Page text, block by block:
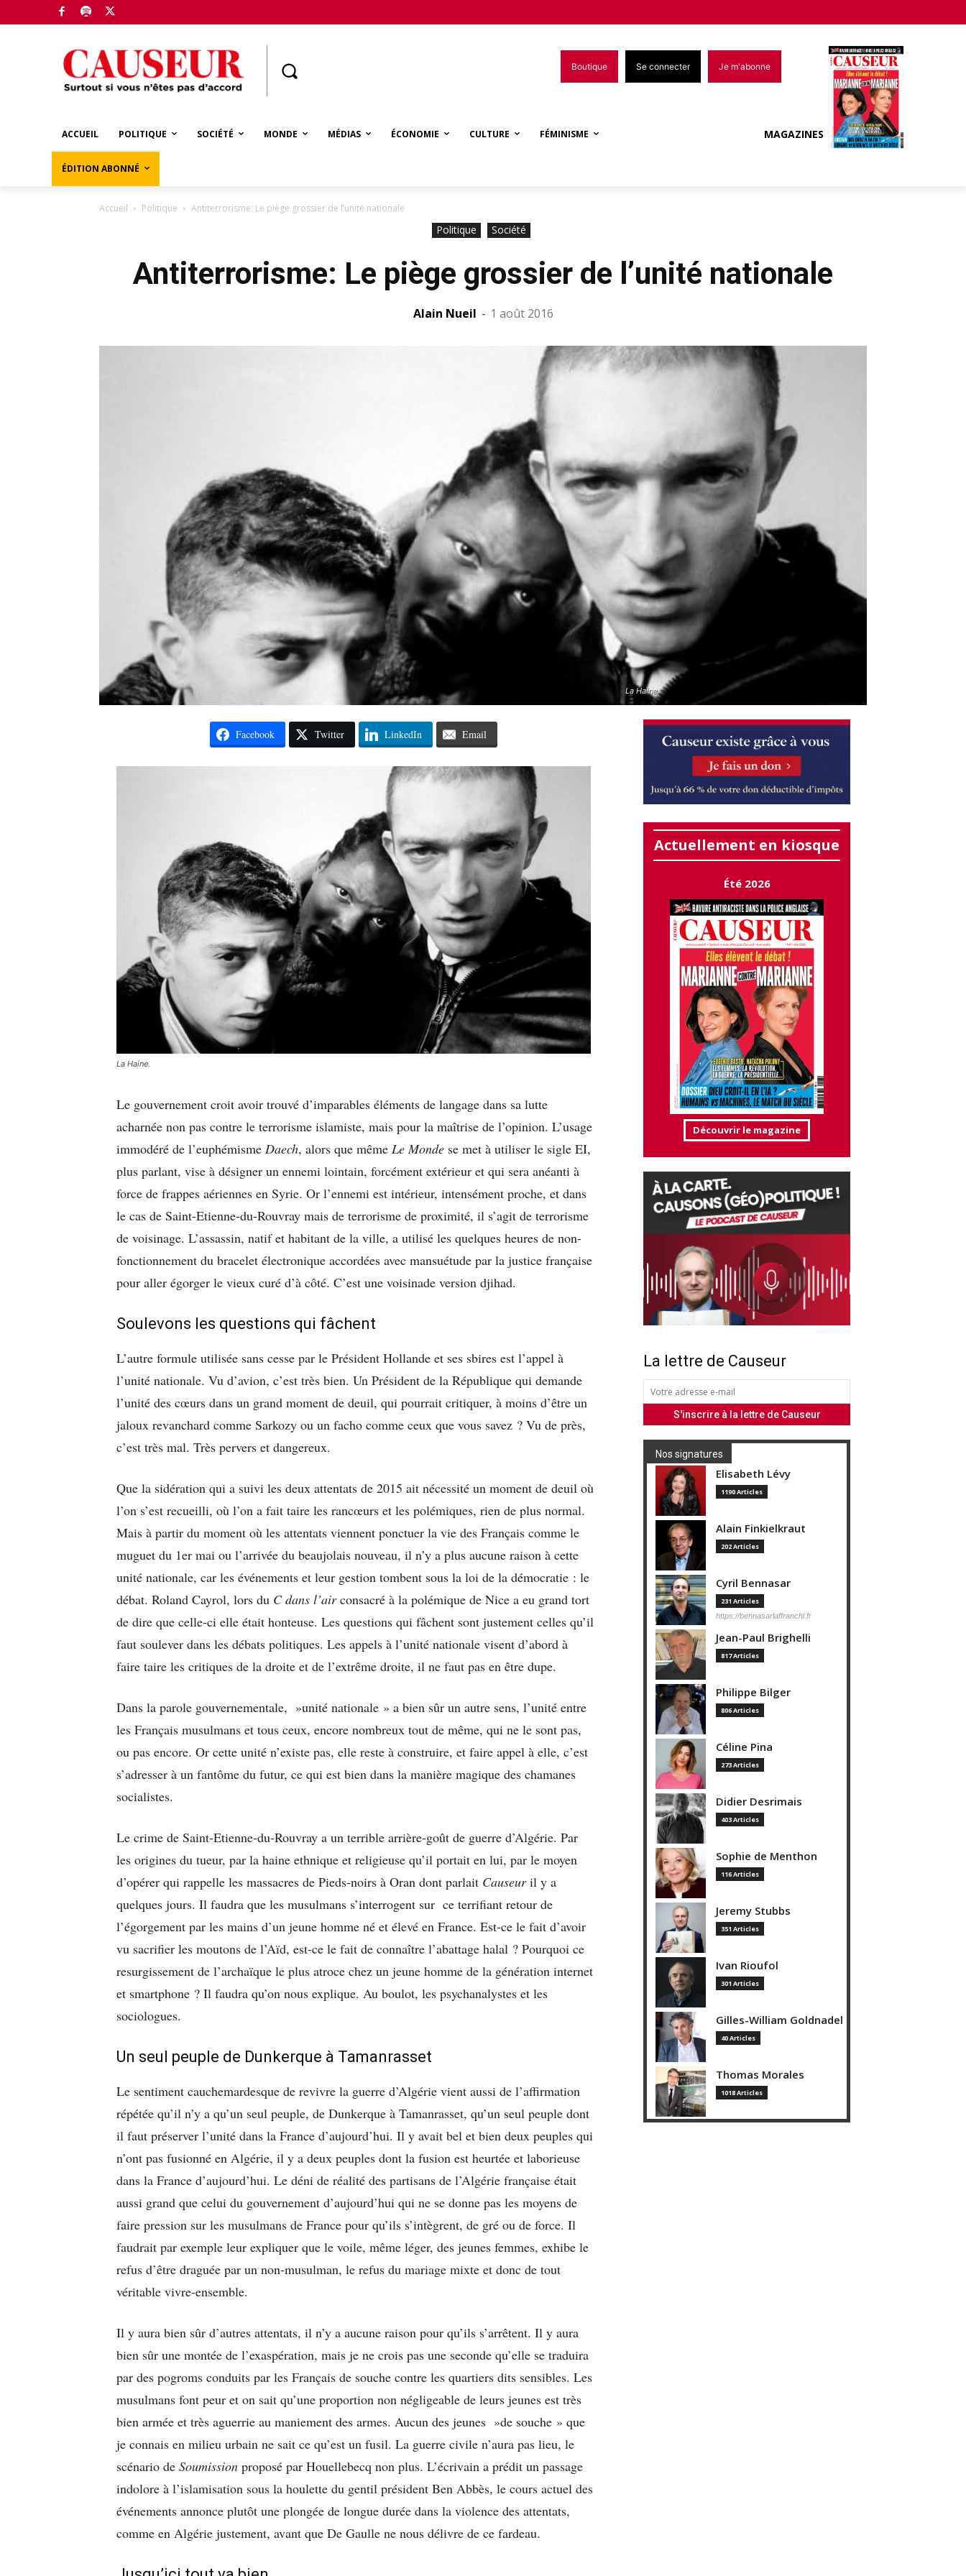
Boutique Se connecter Je m'abonne
ACCUEIL POLITIQUE SOCIÉTÉ MONDE MÉDIAS ÉCONOMIE CULTURE FÉMINISME
ÉDITION ABONNÉ
MAGAZINES
Accueil Politique Antiterrorisme: Le piège grossier de l’unité nationale
Politique Société
Antiterrorisme: Le piège grossier de l’unité nationale
Alain Nueil - 1 août 2016
La Haine.
Facebook Twitter LinkedIn Email
La Haine.
Le gouvernement croit avoir trouvé d’imparables éléments de langage dans sa lutte
acharnée non pas contre le terrorisme islamiste, mais pour la maîtrise de l’opinion. L’usage
immodéré de l’euphémisme Daech, alors que même Le Monde se met à utiliser le sigle EI,
plus parlant, vise à désigner un ennemi lointain, forcément extérieur et qui sera anéanti à
force de frappes aériennes en Syrie. Or l’ennemi est intérieur, intensément proche, et dans
le cas de Saint-Etienne-du-Rouvray mais de terrorisme de proximité, il s’agit de terrorisme
de voisinage. L’assassin, natif et habitant de la ville, a utilisé les quelques heures de non-
fonctionnement du bracelet électronique accordées avec mansuétude par la justice française
pour aller égorger le vieux curé d’à côté. C’est une voisinade version djihad.
Soulevons les questions qui fâchent
L’autre formule utilisée sans cesse par le Président Hollande et ses sbires est l’appel à
l’unité nationale. Vu d’avion, c’est très bien. Un Président de la République qui demande
l’unité des cœurs dans un grand moment de deuil, qui pourrait critiquer, à moins d’être un
jaloux revanchard comme Sarkozy ou un facho comme ceux que vous savez ? Vu de près,
c’est très mal. Très pervers et dangereux.
Que la sidération qui a suivi les deux attentats de 2015 ait nécessité un moment de deuil où
l’on s’est recueilli, où l’on a fait taire les rancœurs et les polémiques, rien de plus normal.
Mais à partir du moment où les attentats viennent ponctuer la vie des Français comme le
muguet du 1er mai ou l’arrivée du beaujolais nouveau, il n’y a plus aucune raison à cette
unité nationale, car les événements et leur gestion tombent sous la loi de la démocratie : le
débat. Roland Cayrol, lors du C dans l’airconsacré à la polémique de Nice a eu grand tort
de dire que celle-ci elle était honteuse. Les questions qui fâchent sont justement celles qu’il
faut soulever dans les débats politiques. Les appels à l’unité nationale visent d’abord à
faire taire les critiques de la droite et de l’extrême droite, il ne faut pas en être dupe.
Dans la parole gouvernementale, »unité nationale » a bien sûr un autre sens, l’unité entre
les Français musulmans et tous ceux, encore nombreux tout de même, qui ne le sont pas,
ou pas encore. Or cette unité n’existe pas, elle reste à construire, et faire appel à elle, c’est
s’adresser à un fantôme du futur, ce qui est bien dans la manière magique des chamanes
socialistes.
Le crime de Saint-Etienne-du-Rouvray a un terrible arrière-goût de guerre d’Algérie. Par
les origines du tueur, par la haine ethnique et religieuse qu’il portait en lui, par le moyen
d’opérer qui rappelle les massacres de Pieds-noirs à Oran dont parlait Causeuril y a
quelques jours. Il faudra que les musulmans s’interrogent sur ce terrifiant retour de
l’égorgement par les mains d’un jeune homme né et élevé en France. Est-ce le fait d’avoir
vu sacrifier les moutons de l’Aïd, est-ce le fait de connaître l’abattage halal ? Pourquoi ce
resurgissement de l’archaïque le plus atroce chez un jeune homme de la génération internet
et smartphone ? Il faudra qu’on nous explique. Au boulot, les psychanalystes et les
sociologues.
Un seul peuple de Dunkerque à Tamanrasset
Le sentiment cauchemardesque de revivre la guerre d’Algérie vient aussi de l’affirmation
répétée qu’il n’y a qu’un seul peuple, de Dunkerque à Tamanrasset, qu’un seul peuple dont
il faut préserver l’unité dans la France d’aujourd’hui. Il y avait bel et bien deux peuples qui
n’ont pas fusionné en Algérie, il y a deux peuples dont la fusion est heurtée et laborieuse
dans la France d’aujourd’hui. Le déni de réalité des partisans de l’Algérie française était
aussi grand que celui du gouvernement d’aujourd’hui qui ne se donne pas les moyens de
faire pression sur les musulmans de France pour qu’ils s’intègrent, de gré ou de force. Il
faudrait par exemple leur expliquer que le voile, même léger, des jeunes femmes, exhibe le
refus d’être draguée par un non-musulman, le refus du mariage mixte et donc de tout
véritable vivre-ensemble.
Il y aura bien sûr d’autres attentats, il n’y a aucune raison pour qu’ils s’arrêtent. Il y aura
bien sûr une montée de l’exaspération, mais je ne crois pas une seconde qu’elle se traduira
par des pogroms conduits par les Français de souche contre les quartiers dits sensibles. Les
musulmans font peur et on sait qu’une proportion non négligeable de leurs jeunes est très
bien armée et très aguerrie au maniement des armes. Aucun des jeunes »de souche » que
je connais en milieu urbain ne sait ce qu’est un fusil. La guerre civile n’aura pas lieu, le
scénario de Soumission proposé par Houellebecq non plus. L’écrivain a prédit un passage
indolore à l’islamisation sous la houlette du gentil président Ben Abbès, le cours actuel des
événements annonce plutôt une plongée de longue durée dans la violence des attentats,
comme en Algérie justement, avant que De Gaulle ne nous délivre de ce fardeau.
Actuellement en kiosque
Été 2026
Découvrir le magazine
La lettre de Causeur
Nos signatures
Elisabeth Lévy
1190 Articles
Alain Finkielkraut
202 Articles
Cyril Bennasar
231 Articles
https://bennasarlaffranchi.fr
Jean-Paul Brighelli
817 Articles
Philippe Bilger
806 Articles
Céline Pina
273 Articles
Didier Desrimais
403 Articles
Sophie de Menthon
116 Articles
Jeremy Stubbs
351 Articles
Ivan Rioufol
301 Articles
Gilles-William Goldnadel
40 Articles
Thomas Morales
1018 Articles